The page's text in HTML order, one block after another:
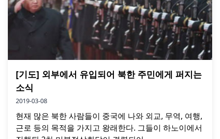
[기도] 외부에서 유입되어 북한 주민에게 퍼지는
소식
2019-03-08
현재 많은 북한 사람들이 중국에 나와 외교, 무역, 여행,
근로 등의 목적을 가지고 왕래한다. 그들이 하노이에서